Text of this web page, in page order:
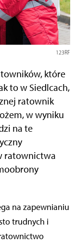
123RF
które
to w Siedlcach,
ratownik
w wyniku
na te
ratownictwa
trudnych i